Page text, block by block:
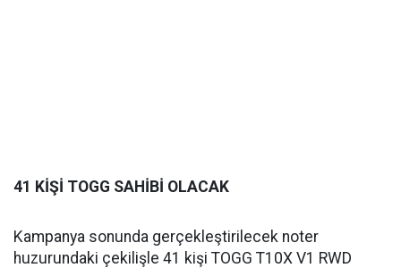
41 KİŞİ TOGG SAHİBİ OLACAK
Kampanya sonunda gerçekleştirilecek noter
huzurundaki çekilişle 41 kişi TOGG T10X V1 RWD